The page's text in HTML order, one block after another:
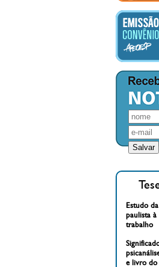
Estudo
paulista
trabalho
e livro do